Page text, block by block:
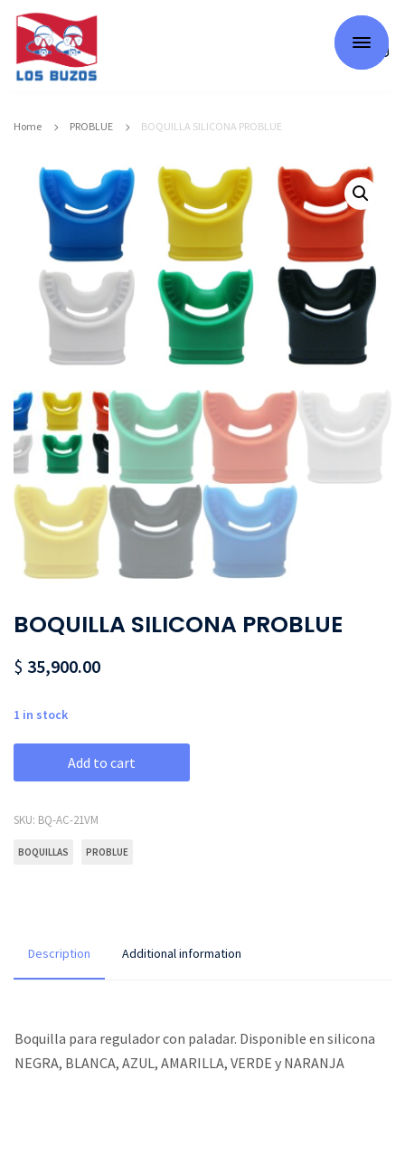
Home PROBLUE BOQUILLA SILICONA PROBLUE
BOQUILLA SILICONA PROBLUE
$ 35,900.00
1 in stock
Add to cart
SKU: BQ-AC-21VM
BOQUILLAS PROBLUE
Description Additional information
Boquilla para regulador con paladar. Disponible en silicona
NEGRA, BLANCA, AZUL, AMARILLA, VERDE y NARANJA